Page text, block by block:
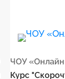
ЧОУ
Курс